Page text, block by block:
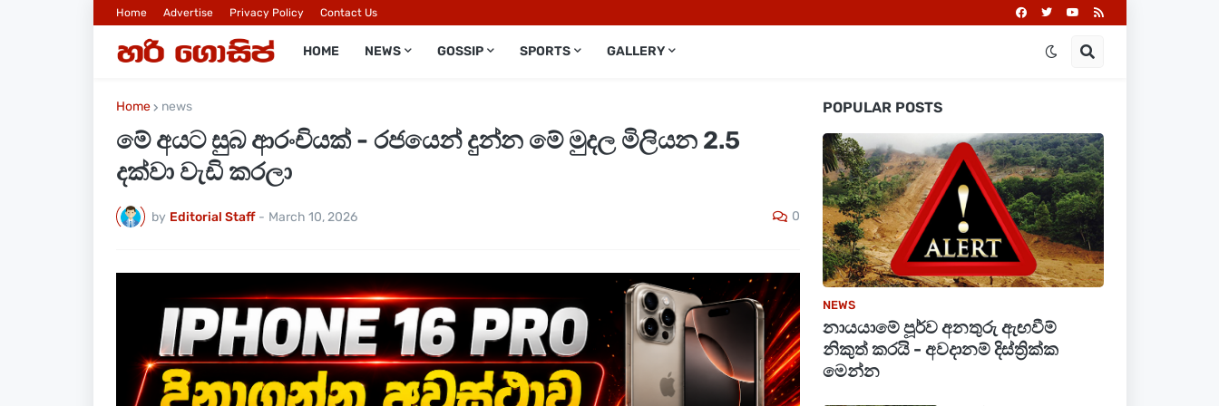
Home Advertise Privacy Policy Contact Us
HOME NEWS GOSSIP SPORTS GALLERY
Home news
මේ අයට සුබ ආරංචියක් - රජයෙන් දුන්න මේ මුදල මිලියන 2.5
දක්වා වැඩි කරලා
by Editorial Staff - March 10, 2026 0
POPULAR POSTS
NEWS
නායයාමේ පූර්ව අනතුරු ඇඟවීම්
නිකුත් කරයි - අවදානම් දිස්ත්‍රික්ක
මෙන්න